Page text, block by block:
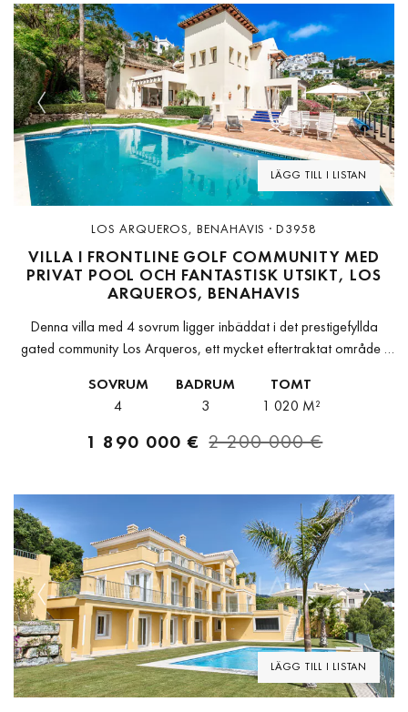
LÄGG TILL I LISTAN
Previous Next
LOS ARQUEROS, BENAHAVIS · D3958
VILLA I FRONTLINE GOLF COMMUNITY MED
PRIVAT POOL OCH FANTASTISK UTSIKT, LOS
ARQUEROS, BENAHAVIS
Denna villa med 4 sovrum ligger inbäddat i det prestigefyllda
gated community Los Arqueros, ett mycket eftertraktat område i
fantastisk...
SOVRUM
4
BADRUM
3
TOMT
1 020 M²
1 890 000 € 2 200 000 €
LÄGG TILL I LISTAN
Previous Next